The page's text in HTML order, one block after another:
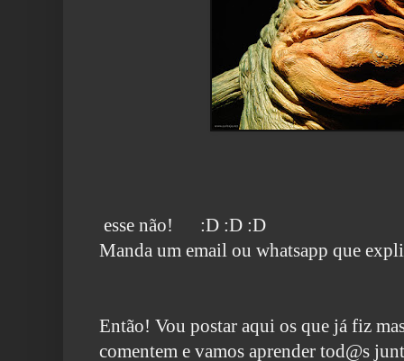
esse não! :D :D :D
Manda um email ou whatsapp que
Então! Vou postar aqui os que já fiz
comentem e vamos aprender tod@s